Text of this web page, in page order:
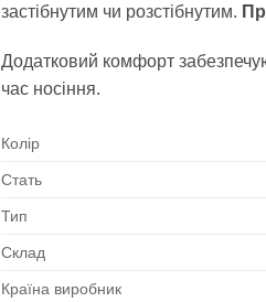
застібнутим чи розстібнутим.
Додатковий комфорт
час носіння.
Колір
Стать
Тип
Склад
Країна виробник